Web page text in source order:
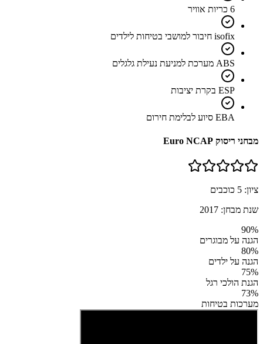
6 כריות אוויר
isofix חיבור למושבי בטיחות לילדים
ABS מערכת למניעת נעילת גלגלים
ESP בקרת יציבות
EBA סיוע לבלימת חירום
מבחני ריסוק Euro NCAP
ציון: 5 כוכבים
שנת מבחן: 2017
90%
הגנה על מבוגרים
80%
הגנה על ילדים
75%
הגנת הולכי רגל
73%
מערכות בטיחות